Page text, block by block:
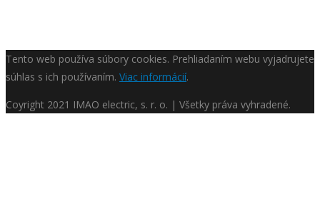
Tento web používa súbory cookies. Prehliadaním webu vyjadrujete
súhlas s ich používaním. Viac informácií.
Coyright 2021 IMAO electric, s. r. o. | Všetky práva vyhradené.